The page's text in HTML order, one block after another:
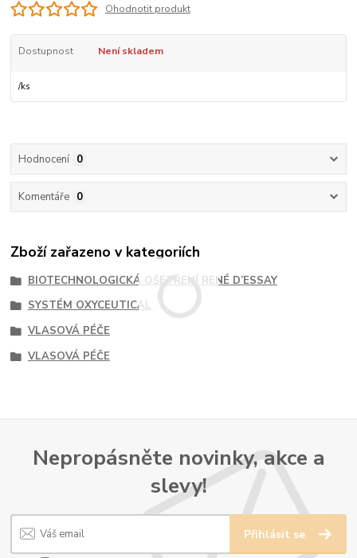
Ohodnotit produkt
Dostupnost Není skladem
/ks
Hodnocení 0
Komentáře 0
Zboží zařazeno v kategoriích
BIOTECHNOLOGICKÁ OŠETŘENÍ RENÉ D’ESSAY
SYSTÉM OXYCEUTICAL
VLASOVÁ PÉČE
VLASOVÁ PÉČE
Nepropásněte novinky, akce a
slevy!
Přihlásit se